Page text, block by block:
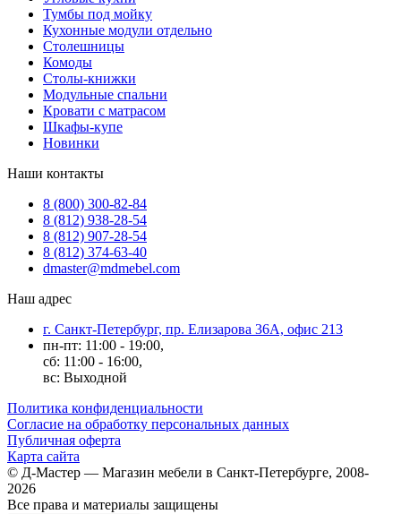
Тумбы под мойку
Кухонные модули отдельно
Столешницы
Комоды
Столы-книжки
Модульные спальни
Кровати с матрасом
Шкафы-купе
Новинки
Наши контакты
8 (800) 300-82-84
8 (812) 938-28-54
8 (812) 907-28-54
8 (812) 374-63-40
dmaster@mdmebel.com
Наш адрес
г. Санкт-Петербург, пр. Елизарова 36А, офис 213
пн-пт: 11:00 - 19:00,
сб: 11:00 - 16:00,
вс: Выходной
Политика конфиденциальности
Согласие на обработку персональных данных
Публичная оферта
Карта сайта
© Д-Мастер — Магазин мебели в Санкт-Петербурге, 2008-
2026
Все права и материалы защищены